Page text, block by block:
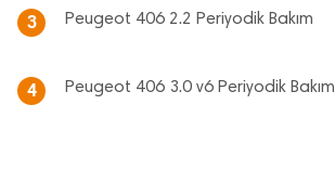
3 Peugeot 406 2.2 Periyodik Bakım
4 Peugeot 406 3.0 v6 Periyodik Bakım